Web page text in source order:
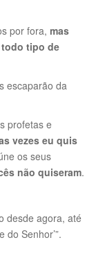
por fora, mas
tipo de
escaparão da
profetas e
vezes eu quis
os seus
não quiseram.
desde agora, até
do Senhor’”.